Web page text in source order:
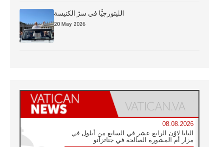
الليتورجيَّا في سرّ الكنيسة
20 May 2026
08.08.2026
البابا لاوُن الرابع عشر في السابع من أيلول في
مزار أم المشورة الصالحة في جناتزانو